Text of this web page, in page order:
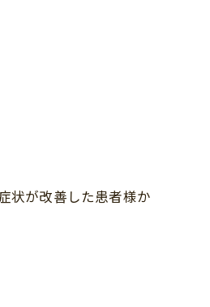
状が改善した患者様か